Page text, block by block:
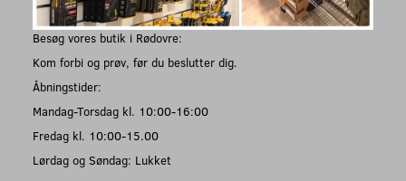
Besøg vores butik i Rødovre:
Kom forbi og prøv, før du beslutter dig.
Åbningstider:
Mandag-Torsdag kl. 10:00-16:00
Fredag kl. 10:00-15.00
Lørdag og Søndag: Lukket